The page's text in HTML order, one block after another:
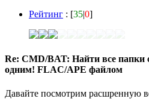
Рейтинг : [35|0]
Re: CMD/BAT: Найти все
одним! FLAC/APE файлом
Давайте посмотрим расшренную